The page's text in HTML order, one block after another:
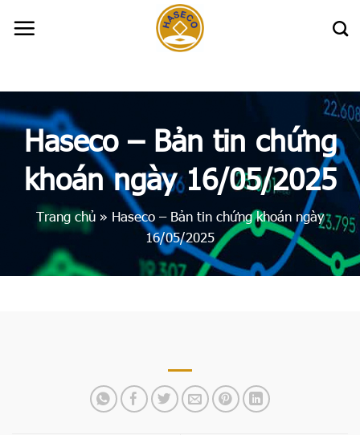
Haseco – Bản tin chứng
khoán ngày 16/05/2025
Trang chủ » Haseco – Bản tin chứng khoán ngày
16/05/2025